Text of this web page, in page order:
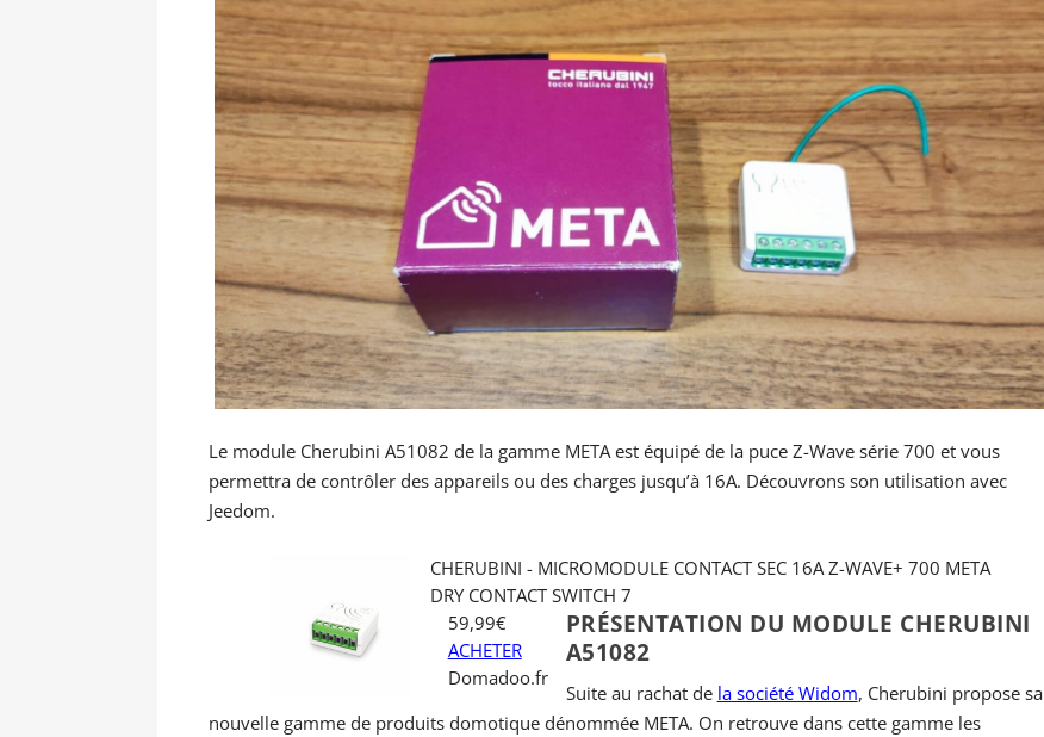
Le module Cherubini A51082 de la gamme META est équipé de la puce Z-Wave série 700 et vous
permettra de contrôler des appareils ou des charges jusqu’à 16A. Découvrons son utilisation avec
Jeedom.
CHERUBINI - MICROMODULE CONTACT SEC 16A Z-WAVE+ 700 META
DRY CONTACT SWITCH 7
59,99€
ACHETER
Domadoo.fr
PRÉSENTATION DU MODULE CHERUBINI
A51082
Suite au rachat de la société Widom, Cherubini propose sa
nouvelle gamme de produits domotique dénommée META. On retrouve dans cette gamme les